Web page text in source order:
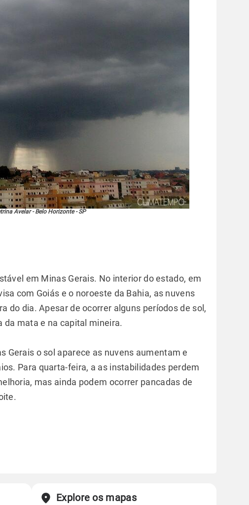
Avelar - Belo Horizonte - SP
em Minas Gerais. No interior do estado, em
com Goiás e o noroeste da Bahia, as nuvens
do dia. Apesar de ocorrer alguns períodos de sol,
da mata e na capital mineira.
Gerais o sol aparece as nuvens aumentam e
Para quarta-feira, a as instabilidades perdem
mas ainda podem ocorrer pancadas de
Explore os mapas